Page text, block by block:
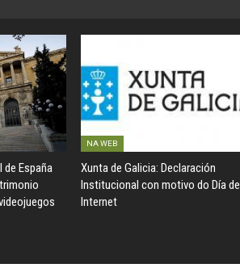
España
NA WEB
Xunta de Galicia: Declaración
Institucional con motivo do Día de
Internet